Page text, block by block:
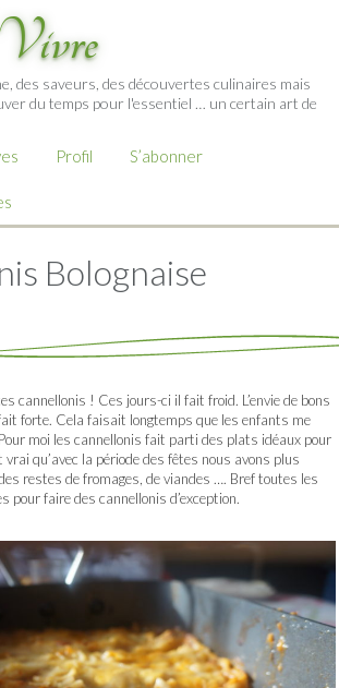
des saveurs, des découvertes culinaires mais
du temps pour l'essentiel … un certain art de
Profil S’abonner
Bolognaise
cannellonis ! Ces jours-ci il fait froid. L’envie de bons
forte. Cela faisait longtemps que les enfants me
moi les cannellonis fait parti des plats idéaux pour
vrai qu’avec la période des fêtes nous avons plus
restes de fromages, de viandes …. Bref toutes les
pour faire des cannellonis d’exception.